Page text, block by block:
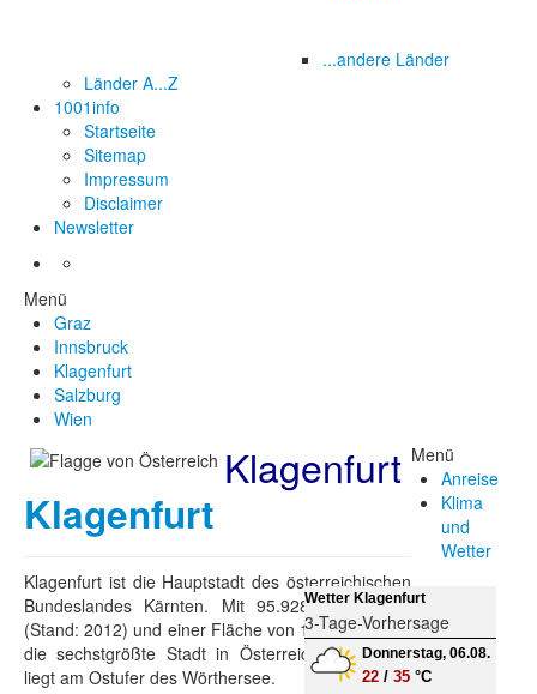
...andere Länder
Länder A...Z
1001info
Startseite
Sitemap
Impressum
Disclaimer
Newsletter
Menü
Graz
Innsbruck
Klagenfurt
Salzburg
Wien
Klagenfurt
Klagenfurt
Klagenfurt ist die Hauptstadt des österreichischen
Bundeslandes Kärnten. Mit 95.928 Einwohnern
(Stand: 2012) und einer Fläche von 120 km² ist sie
die sechstgrößte Stadt in Österreich. Klagenfurt
liegt am Ostufer des Wörthersee.
Menü
Anreise
Klima
und
Wetter
Wetter Klagenfurt
3-Tage-Vorhersage
Donnerstag, 06.08.
22/ 35°C